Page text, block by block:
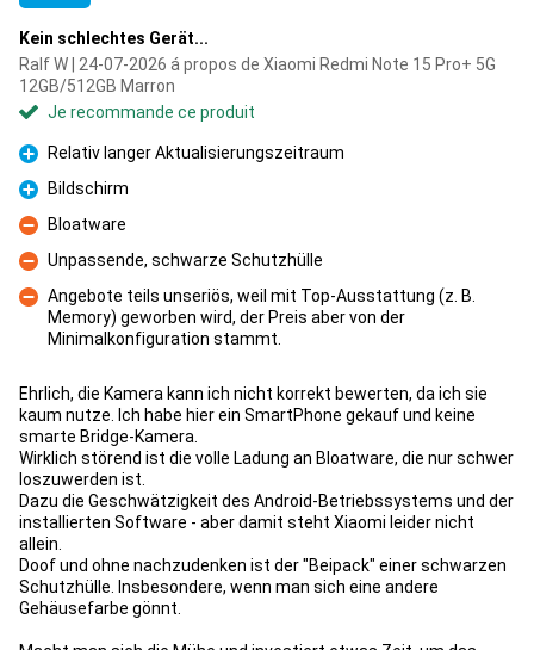
Kein schlechtes Gerät...
Ralf W | 24-07-2026 á propos de Xiaomi Redmi Note 15 Pro+ 5G
12GB/512GB Marron
Je recommande ce produit
Pour
Relativ langer Aktualisierungszeitraum
Pour
Bildschirm
Contre
Bloatware
Contre
Unpassende, schwarze Schutzhülle
Contre
Angebote teils unseriös, weil mit Top-Ausstattung (z. B.
Memory) geworben wird, der Preis aber von der
Minimalkonfiguration stammt.
Ehrlich, die Kamera kann ich nicht korrekt bewerten, da ich sie
kaum nutze. Ich habe hier ein SmartPhone gekauf und keine
smarte Bridge-Kamera.
Wirklich störend ist die volle Ladung an Bloatware, die nur schwer
loszuwerden ist.
Dazu die Geschwätzigkeit des Android-Betriebssystems und der
installierten Software - aber damit steht Xiaomi leider nicht
allein.
Doof und ohne nachzudenken ist der "Beipack" einer schwarzen
Schutzhülle. Insbesondere, wenn man sich eine andere
Gehäusefarbe gönnt.